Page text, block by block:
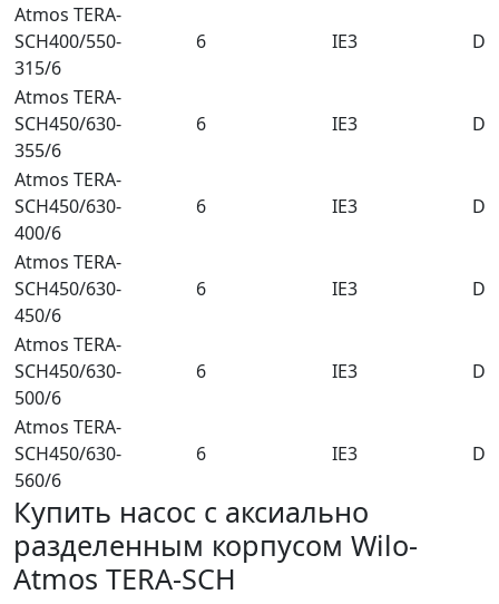
Atmos TERA-
SCH400/550-
315/6
6 IE3
Atmos TERA-
SCH450/630-
355/6
6 IE3
Atmos TERA-
SCH450/630-
400/6
6 IE3
Atmos TERA-
SCH450/630-
450/6
6 IE3
Atmos TERA-
SCH450/630-
500/6
6 IE3
Atmos TERA-
SCH450/630-
560/6
6 IE3
Купить насос с аксиально
разделенным корпусом Wilo-
Atmos TERA-SCH